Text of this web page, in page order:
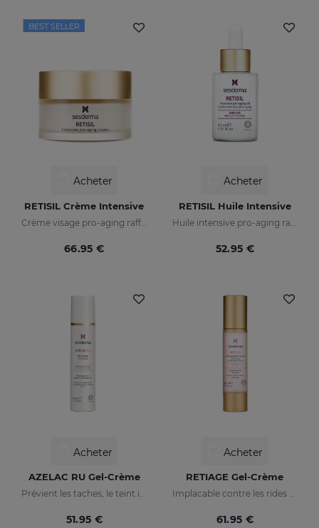
BEST SELLER
Acheter
RETISIL Crème Intensive
66.95 €
Acheter
RETISIL Huile Intensive
52.95 €
Acheter
AZELAC RU Gel-Crème
Prévient les taches, le teint irrégulier et les rides sur la peau
51.95 €
Acheter
RETIAGE Gel-Crème
Implacable contre les rides et doux avec votre peau
61.95 €